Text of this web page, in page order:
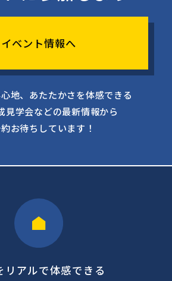
イベント情報へ
地、あたたかさを体感できる
見学会などの最新情報から
お待ちしています！
リアルで体感できる